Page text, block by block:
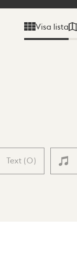
Visa lista
Text (0)